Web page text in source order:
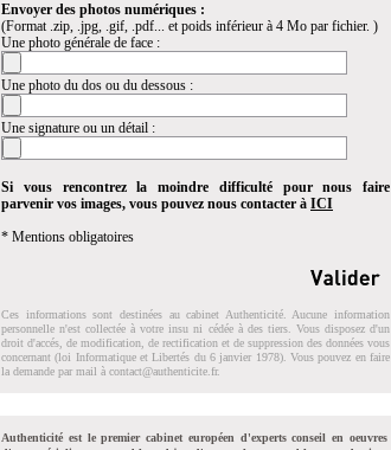
Envoyer des photos numériques :
(Format .zip, .jpg, .gif, .pdf... et poids inférieur à 4 Mo par fichier. )
Une photo générale de face :
Une photo du dos ou du dessous :
Une signature ou un détail :
Si vous rencontrez la moindre difficulté pour nous faire
parvenir vos images, vous pouvez nous contacter à ICI
* Mentions obligatoires
Ces informations sont destinées au cabinet Authenticité. Aucune information
personnelle n'est collectée à votre insu ni cédée à des tiers. Vous disposez d'un
droit d'accés, de modification, de rectification et de suppression des données vous
concernant (loi Informatique et Libertés du 6 janvier 1978). Vous pouvez en faire
la demande par mail à contact@authenticite.fr.
Authenticité est le premier cabinet européen d'experts conseil en oeuvres